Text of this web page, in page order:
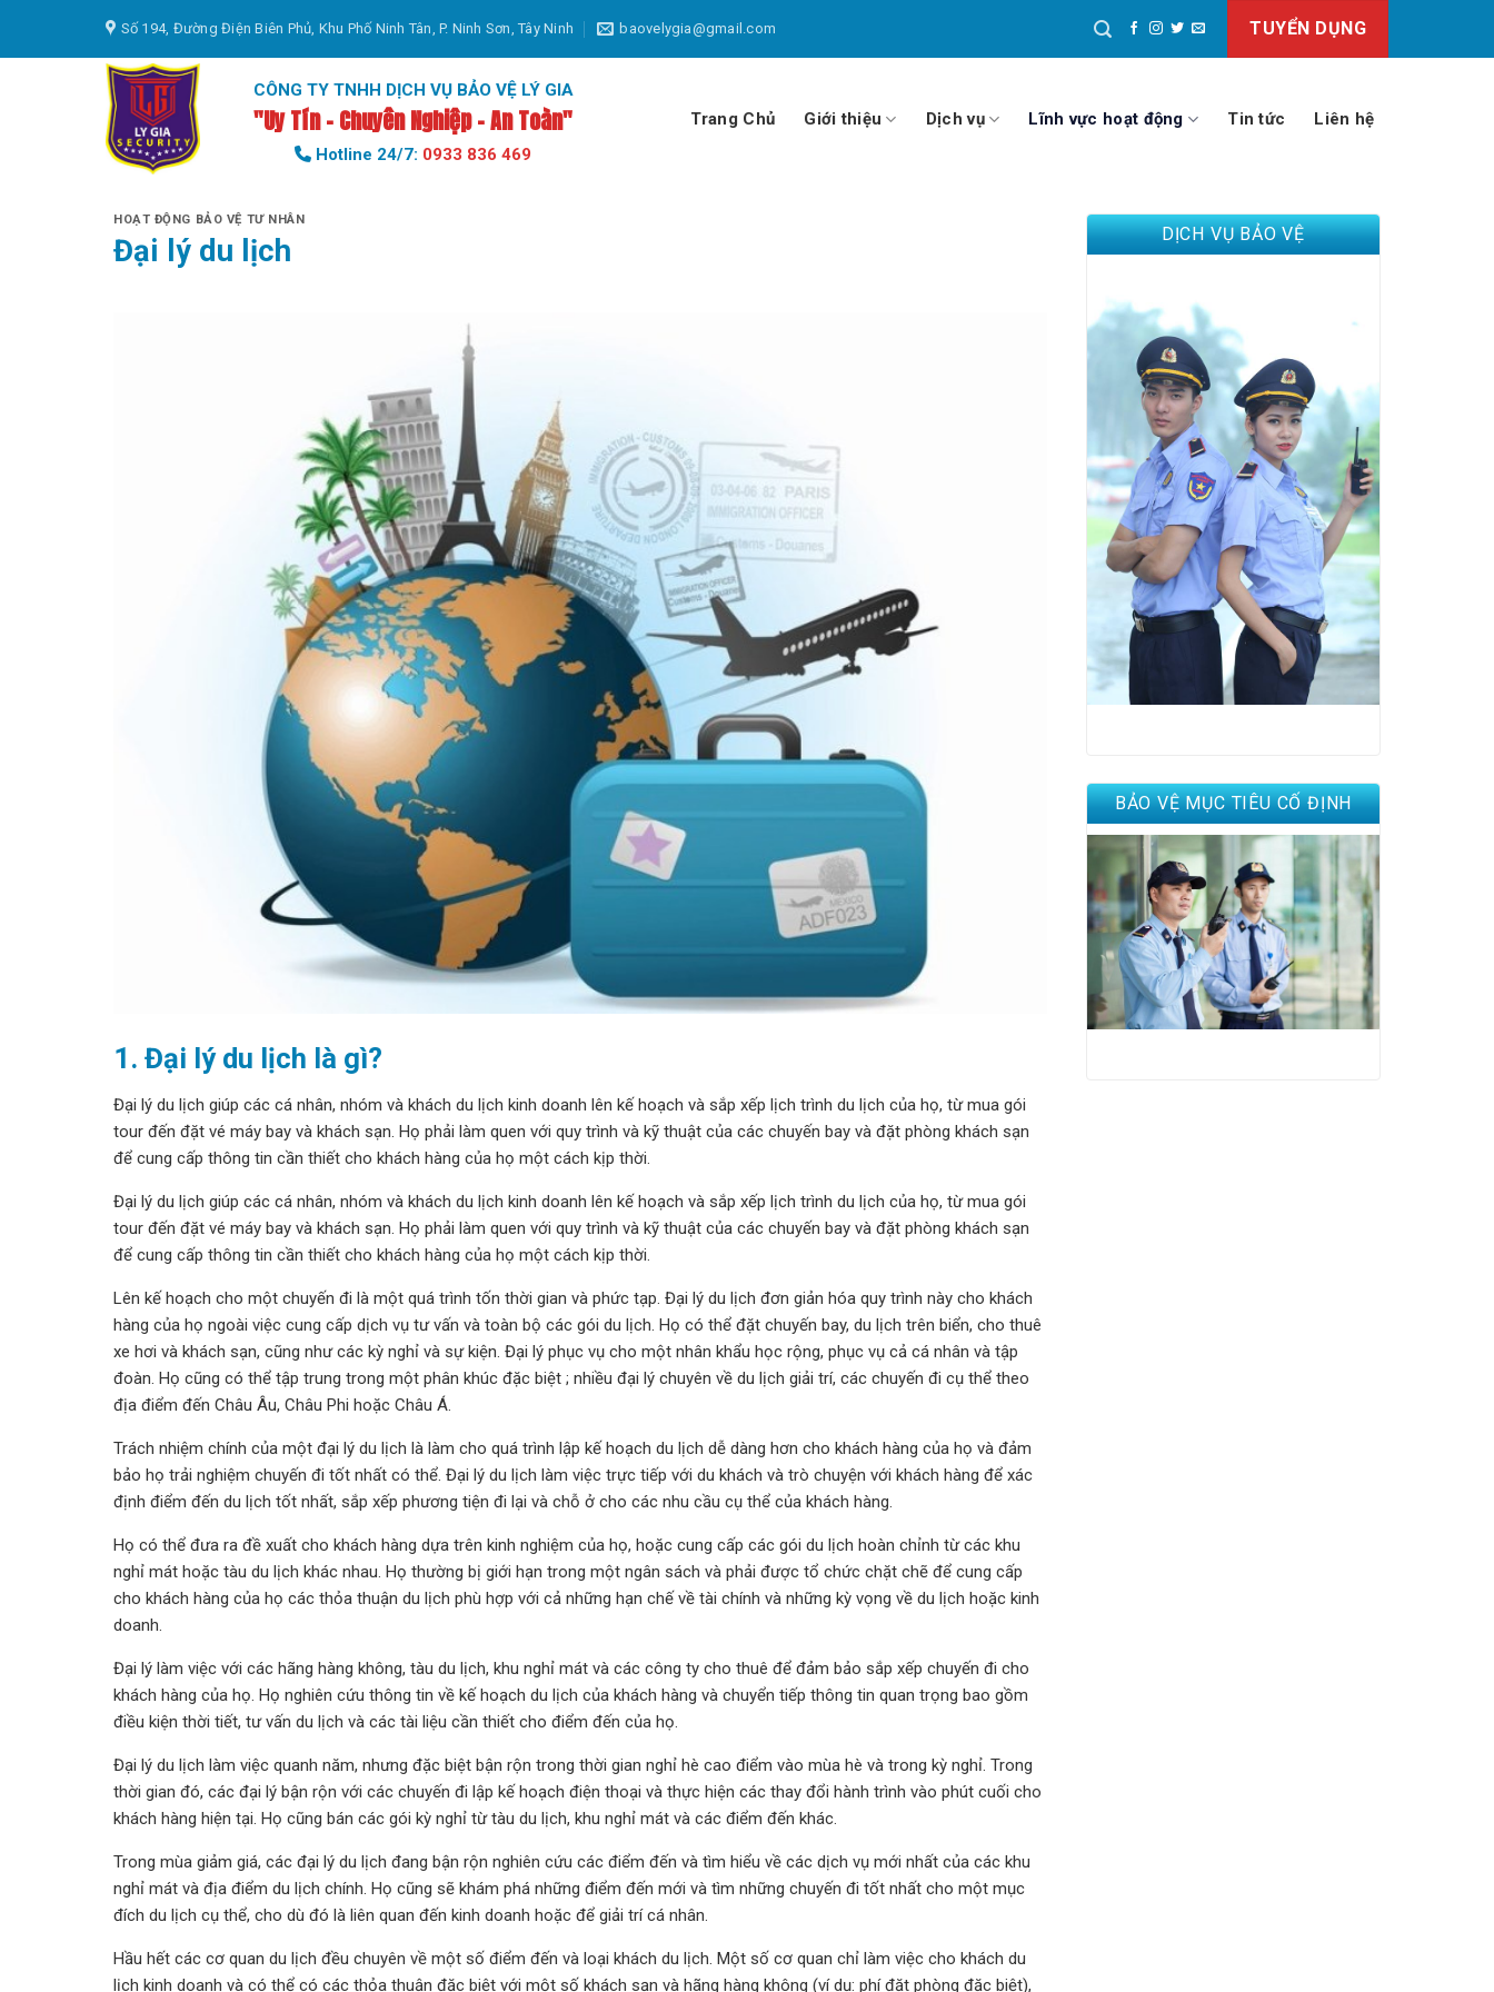
Số 194, Đường Điện Biên Phủ, Khu Phố Ninh Tân, P. Ninh Sơn, Tây Ninh baovelygia@gmail.com TUYỂN DỤNG
CÔNG TY TNHH DỊCH VỤ BẢO VỆ LÝ GIA
"Uy Tín - Chuyên Nghiệp - An Toàn"
Hotline 24/7: 0933 836 469
Trang Chủ Giới thiệu Dịch vụ Lĩnh vực hoạt động Tin tức Liên hệ
HOẠT ĐỘNG BẢO VỆ TƯ NHÂN
Đại lý du lịch
1. Đại lý du lịch là gì?
Đại lý du lịch giúp các cá nhân, nhóm và khách du lịch kinh doanh lên kế hoạch và sắp xếp lịch trình du lịch của họ, từ mua gói
tour đến đặt vé máy bay và khách sạn. Họ phải làm quen với quy trình và kỹ thuật của các chuyến bay và đặt phòng khách sạn
để cung cấp thông tin cần thiết cho khách hàng của họ một cách kịp thời.
Đại lý du lịch giúp các cá nhân, nhóm và khách du lịch kinh doanh lên kế hoạch và sắp xếp lịch trình du lịch của họ, từ mua gói
tour đến đặt vé máy bay và khách sạn. Họ phải làm quen với quy trình và kỹ thuật của các chuyến bay và đặt phòng khách sạn
để cung cấp thông tin cần thiết cho khách hàng của họ một cách kịp thời.
Lên kế hoạch cho một chuyến đi là một quá trình tốn thời gian và phức tạp. Đại lý du lịch đơn giản hóa quy trình này cho khách
hàng của họ ngoài việc cung cấp dịch vụ tư vấn và toàn bộ các gói du lịch. Họ có thể đặt chuyến bay, du lịch trên biển, cho thuê
xe hơi và khách sạn, cũng như các kỳ nghỉ và sự kiện. Đại lý phục vụ cho một nhân khẩu học rộng, phục vụ cả cá nhân và tập
đoàn. Họ cũng có thể tập trung trong một phân khúc đặc biệt ; nhiều đại lý chuyên về du lịch giải trí, các chuyến đi cụ thể theo
địa điểm đến Châu Âu, Châu Phi hoặc Châu Á.
Trách nhiệm chính của một đại lý du lịch là làm cho quá trình lập kế hoạch du lịch dễ dàng hơn cho khách hàng của họ và đảm
bảo họ trải nghiệm chuyến đi tốt nhất có thể. Đại lý du lịch làm việc trực tiếp với du khách và trò chuyện với khách hàng để xác
định điểm đến du lịch tốt nhất, sắp xếp phương tiện đi lại và chỗ ở cho các nhu cầu cụ thể của khách hàng.
Họ có thể đưa ra đề xuất cho khách hàng dựa trên kinh nghiệm của họ, hoặc cung cấp các gói du lịch hoàn chỉnh từ các khu
nghỉ mát hoặc tàu du lịch khác nhau. Họ thường bị giới hạn trong một ngân sách và phải được tổ chức chặt chẽ để cung cấp
cho khách hàng của họ các thỏa thuận du lịch phù hợp với cả những hạn chế về tài chính và những kỳ vọng về du lịch hoặc kinh
doanh.
Đại lý làm việc với các hãng hàng không, tàu du lịch, khu nghỉ mát và các công ty cho thuê để đảm bảo sắp xếp chuyến đi cho
khách hàng của họ. Họ nghiên cứu thông tin về kế hoạch du lịch của khách hàng và chuyển tiếp thông tin quan trọng bao gồm
điều kiện thời tiết, tư vấn du lịch và các tài liệu cần thiết cho điểm đến của họ.
Đại lý du lịch làm việc quanh năm, nhưng đặc biệt bận rộn trong thời gian nghỉ hè cao điểm vào mùa hè và trong kỳ nghỉ. Trong
thời gian đó, các đại lý bận rộn với các chuyến đi lập kế hoạch điện thoại và thực hiện các thay đổi hành trình vào phút cuối cho
khách hàng hiện tại. Họ cũng bán các gói kỳ nghỉ từ tàu du lịch, khu nghỉ mát và các điểm đến khác.
Trong mùa giảm giá, các đại lý du lịch đang bận rộn nghiên cứu các điểm đến và tìm hiểu về các dịch vụ mới nhất của các khu
nghỉ mát và địa điểm du lịch chính. Họ cũng sẽ khám phá những điểm đến mới và tìm những chuyến đi tốt nhất cho một mục
đích du lịch cụ thể, cho dù đó là liên quan đến kinh doanh hoặc để giải trí cá nhân.
Hầu hết các cơ quan du lịch đều chuyên về một số điểm đến và loại khách du lịch. Một số cơ quan chỉ làm việc cho khách du
lịch kinh doanh và có thể có các thỏa thuận đặc biệt với một số khách sạn và hãng hàng không (ví dụ: phí đặt phòng đặc biệt),
DỊCH VỤ BẢO VỆ
BẢO VỆ MỤC TIÊU CỐ ĐỊNH